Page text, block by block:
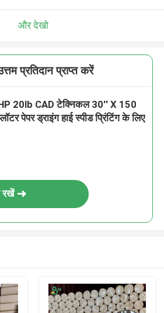
और देखो
प्रतिदान प्राप्त करें
20lb CAD टेक्निकल 30'' X 150
पेपर ड्राइंग हाई स्पीड प्रिंटिंग के लिए
रखें